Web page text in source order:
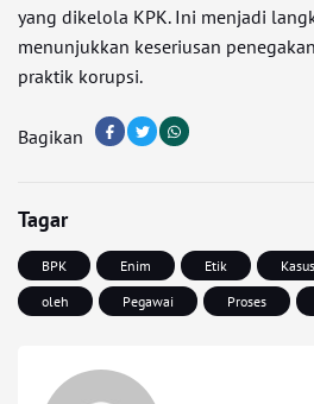
yang dikelola KPK. Ini menjadi
menunjukkan keseriusan
praktik korupsi.
Bagikan
Tagar
BPK Enim Etik Kasus
oleh
Pegawai Proses